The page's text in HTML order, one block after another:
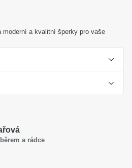
moderní a kvalitní šperky pro vaše
jako trend
a rádce